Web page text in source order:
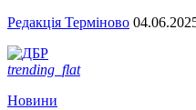
Редакція Терміново
trending_flat
Новини